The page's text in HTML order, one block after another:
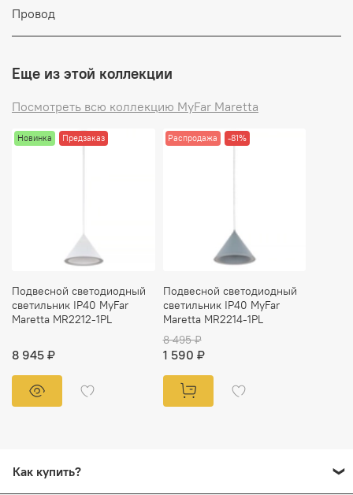
Провод
Еще из этой коллекции
Посмотреть всю коллекцию MyFar Maretta
Новинка Предзаказ
Подвесной светодиодный
светильник IP40 MyFar
Maretta MR2212-1PL
8 945 ₽
Распродажа -81%
Подвесной светодиодный
светильник IP40 MyFar
Maretta MR2214-1PL
8 495 ₽
1 590 ₽
Как купить?